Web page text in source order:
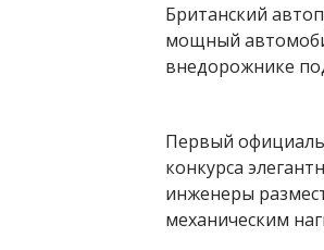
Британский
мощный
внедорожнике
Первый
конкурса
инженеры
механическим